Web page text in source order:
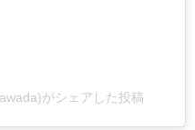
がシェアした投稿